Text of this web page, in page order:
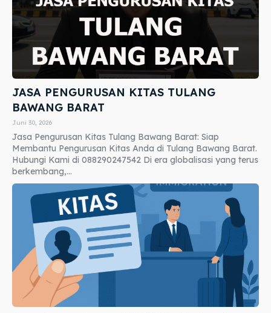
JASA PENGURUSAN KITAS TULANG
BAWANG BARAT
Juni 30, 2026
Jasa Pengurusan Kitas Tulang Bawang Barat: Siap
Membantu Pengurusan Kitas Anda di Tulang Bawang Barat.
Hubungi Kami di 088290247542 Di era globalisasi yang terus
berkembang,...